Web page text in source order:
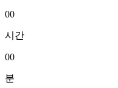
00
시간
00
분